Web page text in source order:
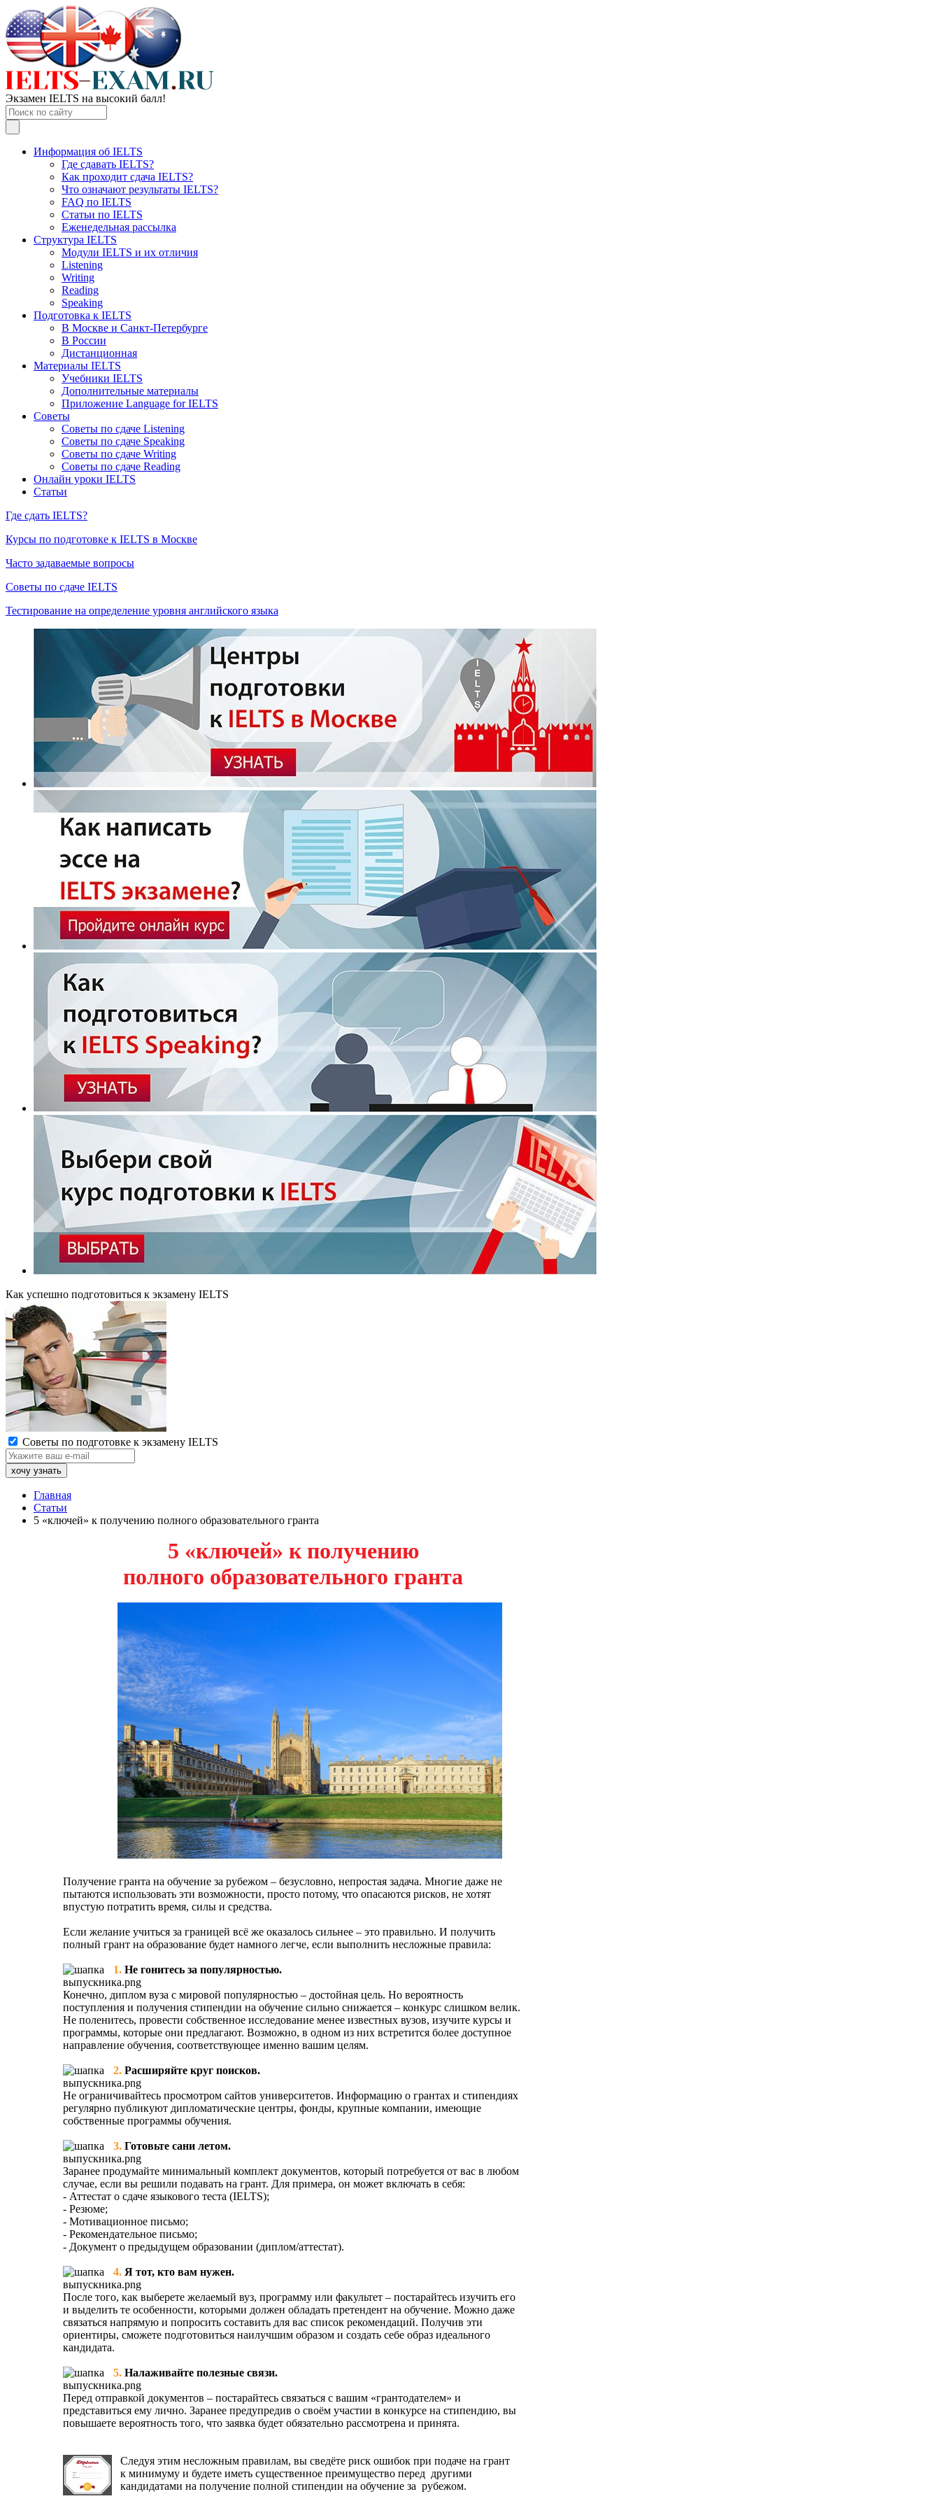
Экзамен IELTS на высокий балл!
Информация об IELTS
Где сдавать IELTS?
Как проходит сдача IELTS?
Что означают результаты IELTS?
FAQ по IELTS
Статьи по IELTS
Еженедельная рассылка
Структура IELTS
Модули IELTS и их отличия
Listening
Writing
Reading
Speaking
Подготовка к IELTS
В Москве и Санкт-Петербурге
В России
Дистанционная
Материалы IELTS
Учебники IELTS
Дополнительные материалы
Приложение Language for IELTS
Советы
Советы по сдаче Listening
Советы по сдаче Speaking
Советы по сдаче Writing
Советы по сдаче Reading
Онлайн уроки IELTS
Статьи
Где сдать IELTS?
Курсы по подготовке к IELTS в Москве
Часто задаваемые вопросы
Советы по сдаче IELTS
Тестирование на определение уровня английского языка
Как успешно подготовиться к экзамену IELTS
Советы по подготовке к экзамену IELTS
Главная
Статьи
5 «ключей» к получению полного образовательного гранта
5 «ключей» к получению
полного образовательного гранта
Получение гранта на обучение за рубежом – безусловно, непростая задача. Многие даже не
пытаются использовать эти возможности, просто потому, что опасаются рисков, не хотят
впустую потратить время, силы и средства.
Если желание учиться за границей всё же оказалось сильнее – это правильно. И получить
полный грант на образование будет намного легче, если выполнить несложные правила:
1. Не гонитесь за популярностью.
Конечно, диплом вуза с мировой популярностью – достойная цель. Но вероятность
поступления и получения стипендии на обучение сильно снижается – конкурс слишком велик.
Не поленитесь, провести собственное исследование менее известных вузов, изучите курсы и
программы, которые они предлагают. Возможно, в одном из них встретится более доступное
направление обучения, соответствующее именно вашим целям.
2. Расширяйте круг поисков.
Не ограничивайтесь просмотром сайтов университетов. Информацию о грантах и стипендиях
регулярно публикуют дипломатические центры, фонды, крупные компании, имеющие
собственные программы обучения.
3. Готовьте сани летом.
Заранее продумайте минимальный комплект документов, который потребуется от вас в любом
случае, если вы решили подавать на грант. Для примера, он может включать в себя:
- Аттестат о сдаче языкового теста (IELTS);
- Резюме;
- Мотивационное письмо;
- Рекомендательное письмо;
- Документ о предыдущем образовании (диплом/аттестат).
4. Я тот, кто вам нужен.
После того, как выберете желаемый вуз, программу или факультет – постарайтесь изучить его
и выделить те особенности, которыми должен обладать претендент на обучение. Можно даже
связаться напрямую и попросить составить для вас список рекомендаций. Получив эти
ориентиры, сможете подготовиться наилучшим образом и создать себе образ идеального
кандидата.
5. Налаживайте полезные связи.
Перед отправкой документов – постарайтесь связаться с вашим «грантодателем» и
представиться ему лично. Заранее предупредив о своём участии в конкурсе на стипендию, вы
повышаете вероятность того, что заявка будет обязательно рассмотрена и принята.
Следуя этим несложным правилам, вы сведёте риск ошибок при подаче на грант
к минимуму и будете иметь существенное преимущество перед другими
кандидатами на получение полной стипендии на обучение за рубежом.